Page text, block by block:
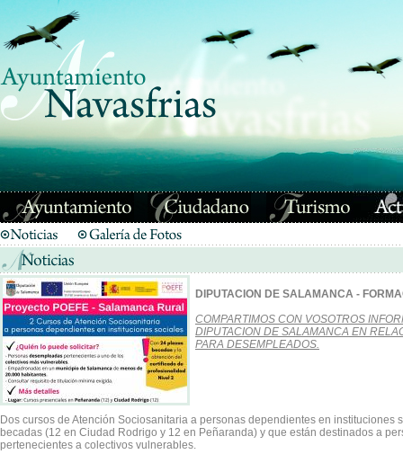
DIPUTACION DE SALAMANCA -
COMPARTIMOS CON VOSOTROS
DIPUTACION DE SALAMANCA EN
PARA DESEMPLEADOS.
Dos cursos de Atención Sociosanitaria a personas dependientes en instituciones
becadas (12 en Ciudad Rodrigo y 12 en Peñaranda) y que están destinados a
pertenecientes a colectivos vulnerables.